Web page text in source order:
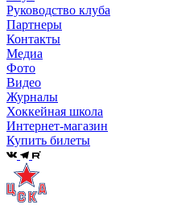
Руководство клуба
Партнеры
Контакты
Медиа
Фото
Видео
Журналы
Хоккейная школа
Интернет-магазин
Купить билеты